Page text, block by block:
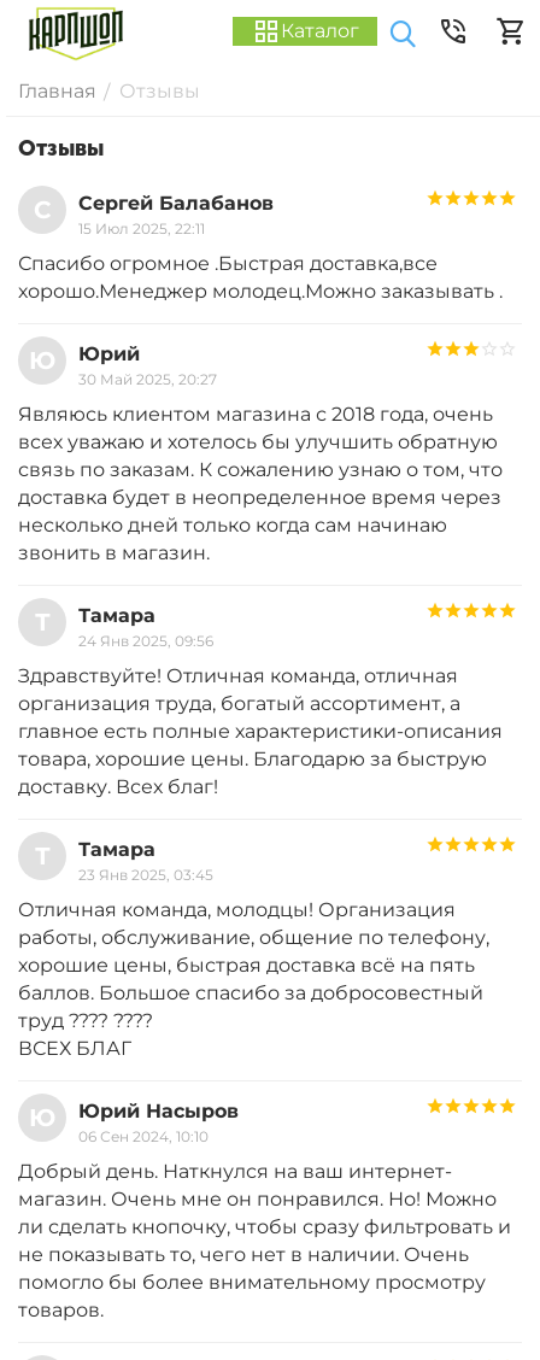
Каталог
Главная / Отзывы
Отзывы
С Сергей Балабанов
15 Июл 2025, 22:11
Спасибо огромное .Быстрая доставка,все
хорошо.Менеджер молодец.Можно заказывать .
Ю Юрий
30 Май 2025, 20:27
Являюсь клиентом магазина с 2018 года, очень
всех уважаю и хотелось бы улучшить обратную
связь по заказам. К сожалению узнаю о том, что
доставка будет в неопределенное время через
несколько дней только когда сам начинаю
звонить в магазин.
Т Тамара
24 Янв 2025, 09:56
Здравствуйте! Отличная команда, отличная
организация труда, богатый ассортимент, а
главное есть полные характеристики-описания
товара, хорошие цены. Благодарю за быструю
доставку. Всех благ!
Т Тамара
23 Янв 2025, 03:45
Отличная команда, молодцы! Организация
работы, обслуживание, общение по телефону,
хорошие цены, быстрая доставка всё на пять
баллов. Большое спасибо за добросовестный
труд ???? ????
ВСЕХ БЛАГ
Ю Юрий Насыров
06 Сен 2024, 10:10
Добрый день. Наткнулся на ваш интернет-
магазин. Очень мне он понравился. Но! Можно
ли сделать кнопочку, чтобы сразу фильтровать и
не показывать то, чего нет в наличии. Очень
помогло бы более внимательному просмотру
товаров.